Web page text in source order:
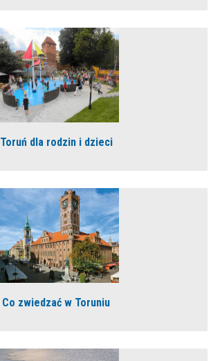
Toruń dla rodzin i dzieci
Co zwiedzać w Toruniu